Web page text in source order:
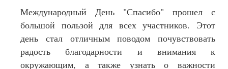
Международный День "Спасибо" прошел с
большой пользой для всех участников. Этот
день стал отличным поводом почувствовать
радость благодарности и внимания к
окружающим, а также узнать о важности